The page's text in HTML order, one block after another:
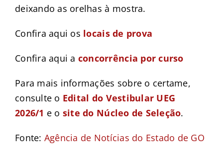
deixando as orelhas à mostra.
Confira aqui os locais de prova
Confira aqui a concorrência por curso
Para mais informações sobre o certame,
consulte o Edital do Vestibular UEG
2026/1 e o site do Núcleo de Seleção.
Fonte: Agência de Notícias do Estado de GO